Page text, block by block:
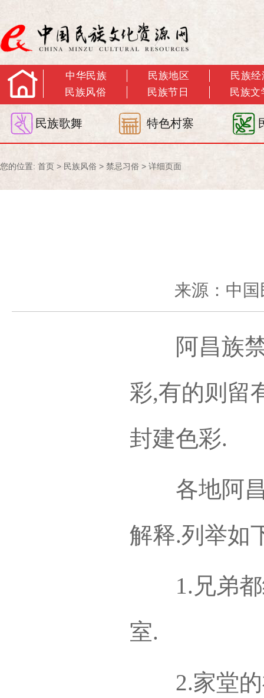
中华民族 民族地区
民族经
民族风俗
民族节日 民族文
民族歌舞 特色村寨
您的位置: 首页 > 民族风俗 > 禁忌习俗 > 详细页面
来源：中
阿昌族禁
彩,有的则留
封建色彩.
各地阿昌
解释.列举如
1.兄弟都
室.
2.家堂的